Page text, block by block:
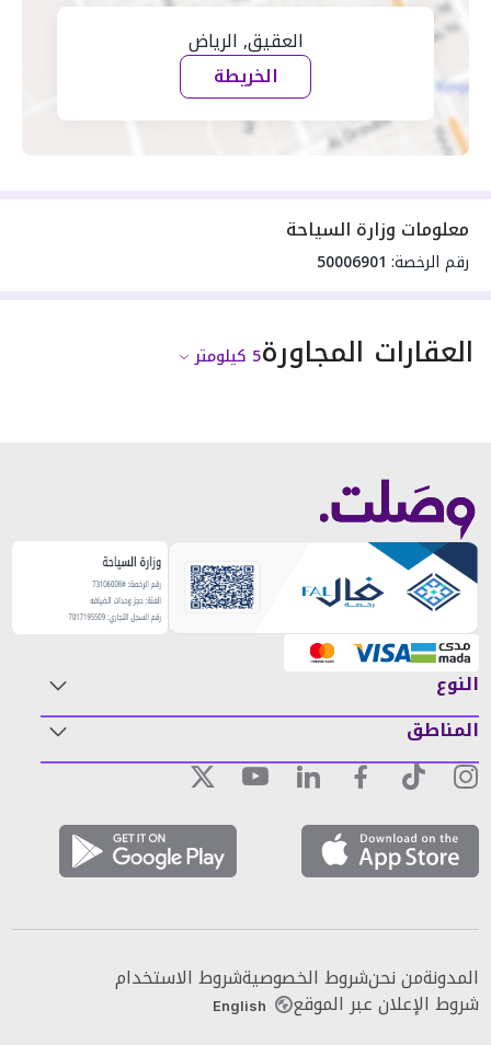
العقيق, الرياض
الخريطة
معلومات وزارة السياحة
رقم الرخصة: 50006901
العقارات المجاورة5 كيلومتر
النوع
المناطق
المدونةمن نحنشروط الخصوصيةشروط الاستخدام
شروط الإعلان عبر الموقع English